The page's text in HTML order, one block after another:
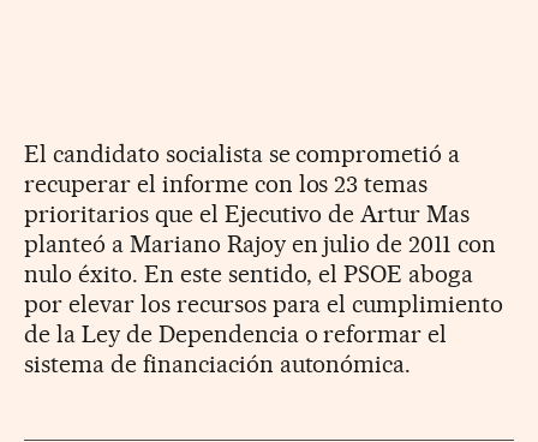
El candidato socialista se comprometió a
recuperar el informe con los 23 temas
prioritarios que el Ejecutivo de Artur Mas
planteó a Mariano Rajoy en julio de 2011 con
nulo éxito. En este sentido, el PSOE aboga
por elevar los recursos para el cumplimiento
de la Ley de Dependencia o reformar el
sistema de financiación autonómica.